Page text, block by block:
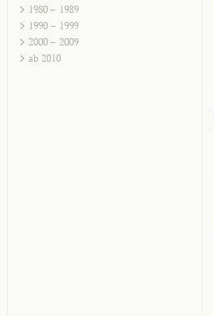
1980 – 1989
1990 – 1999
2000 – 2009
ab 2010